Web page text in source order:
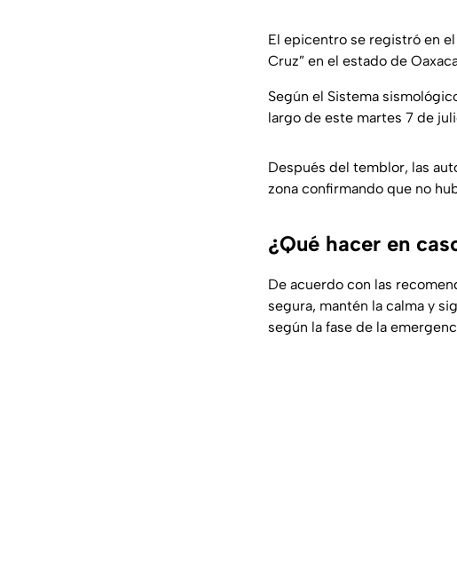
El epicentro se registró en
Cruz” en el estado de
Según el Sistema
largo de este martes 7 de
Después del temblor, las
zona confirmando que no
¿Qué hacer en
De acuerdo con las
segura, mantén la calma y
según la fase de la